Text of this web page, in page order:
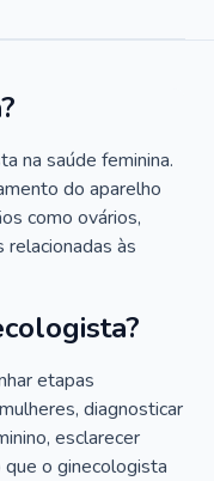
na saúde feminina.
do aparelho
como ovários,
às
etapas
diagnosticar
esclarecer
que o ginecologista